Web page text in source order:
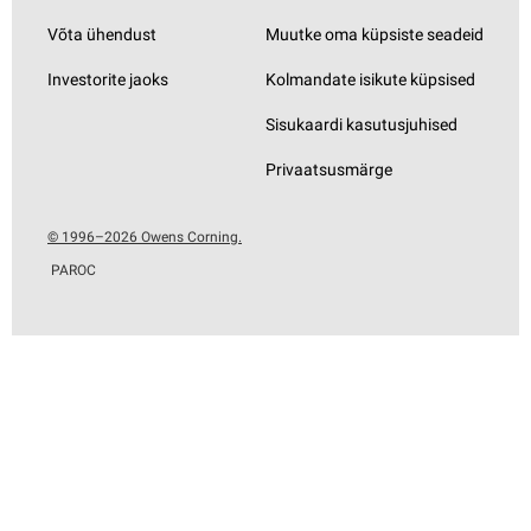
Võta ühendust
Investorite jaoks
Muutke oma küpsiste seadeid
Kolmandate isikute küpsised
Sisukaardi kasutusjuhised
Privaatsusmärge
© 1996–2026 Owens Corning.
PAROC